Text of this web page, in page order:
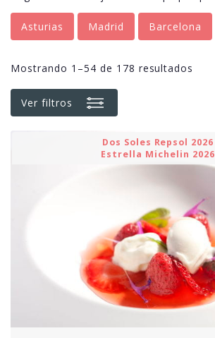
Asturias Madrid Barcelona
Mostrando 1–54 de 178 resultados
Ver filtros
Dos Soles Repsol 2026
Estrella Michelin 2026